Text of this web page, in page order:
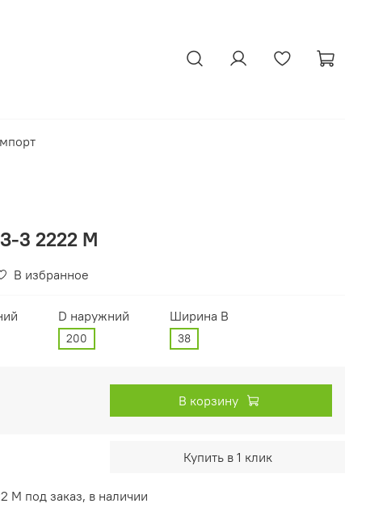
3 2222 М
В избранное
D наружний
200
Ширина В
38
В корзину
Купить в 1 клик
М под заказ, в наличии